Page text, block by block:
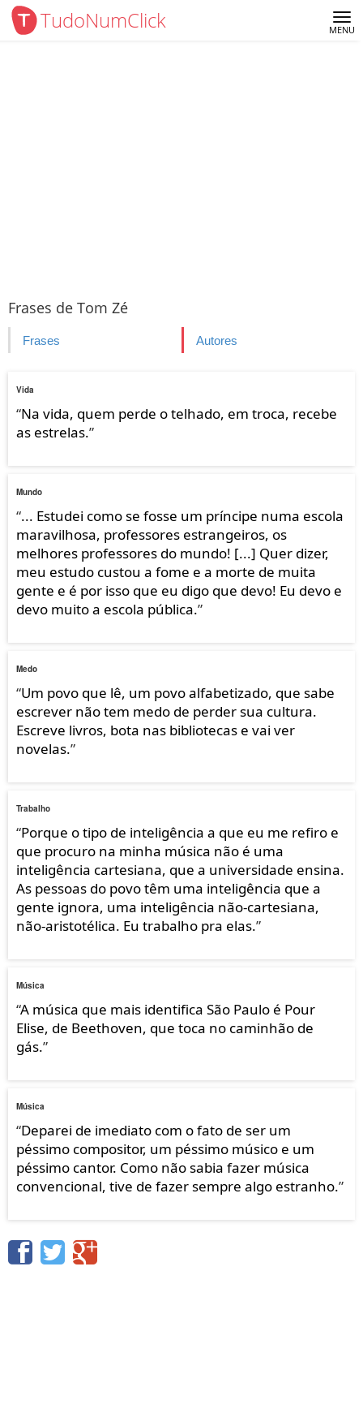
TudoNumClick MENU
Frases de Tom Zé
Frases Autores
Vida
“Na vida, quem perde o telhado, em troca, recebe
as estrelas.”
Mundo
“... Estudei como se fosse um príncipe numa escola
maravilhosa, professores estrangeiros, os
melhores professores do mundo! [...] Quer dizer,
meu estudo custou a fome e a morte de muita
gente e é por isso que eu digo que devo! Eu devo e
devo muito a escola pública.”
Medo
“Um povo que lê, um povo alfabetizado, que sabe
escrever não tem medo de perder sua cultura.
Escreve livros, bota nas bibliotecas e vai ver
novelas.”
Trabalho
“Porque o tipo de inteligência a que eu me refiro e
que procuro na minha música não é uma
inteligência cartesiana, que a universidade ensina.
As pessoas do povo têm uma inteligência que a
gente ignora, uma inteligência não-cartesiana,
não-aristotélica. Eu trabalho pra elas.”
Música
“A música que mais identifica São Paulo é Pour
Elise, de Beethoven, que toca no caminhão de
gás.”
Música
“Deparei de imediato com o fato de ser um
péssimo compositor, um péssimo músico e um
péssimo cantor. Como não sabia fazer música
convencional, tive de fazer sempre algo estranho.”